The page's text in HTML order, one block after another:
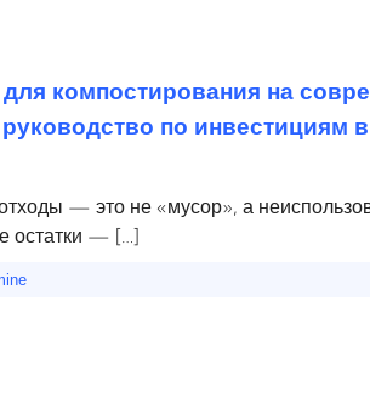
компостирования на
по инвестициям
— это не «мусор», а
остатки — […]